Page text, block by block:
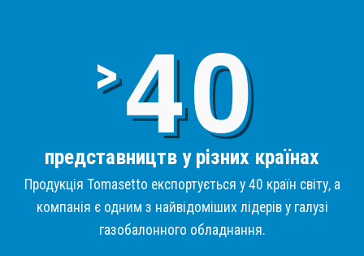
>4
представництв у різних країнах
Продукція Tomasetto експортується у 40 країн світу, а
компанія є одним з найвідоміших лідерів у галузі
газобалонного обладнання.